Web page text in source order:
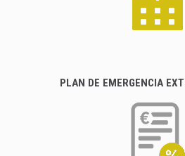
PLAN DE EMERGENCIA